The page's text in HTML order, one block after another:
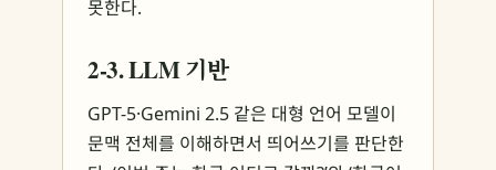
못한다.
2-3. LLM 기반
GPT-5·Gemini 2.5 같은 대형 언어 모델이
문맥 전체를 이해하면서 띄어쓰기를 판단한